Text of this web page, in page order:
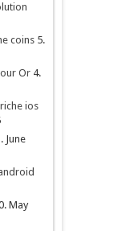
coins 5.
Or 4.
ios
June
May